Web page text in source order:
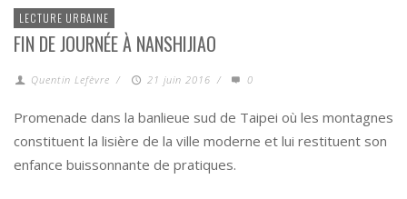
LECTURE URBAINE
FIN DE JOURNÉE À NANSHIJIAO
Quentin Lefèvre / 21 juin 2016 / 0
Promenade dans la banlieue sud de Taipei où les montagnes
constituent la lisière de la ville moderne et lui restituent son
enfance buissonnante de pratiques.